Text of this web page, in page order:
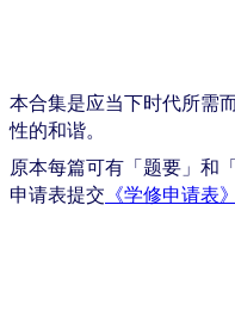
本合集是应当下时代所需
性的和谐。
原本每篇可有「题要」和
申请表提交 《学修申请表》